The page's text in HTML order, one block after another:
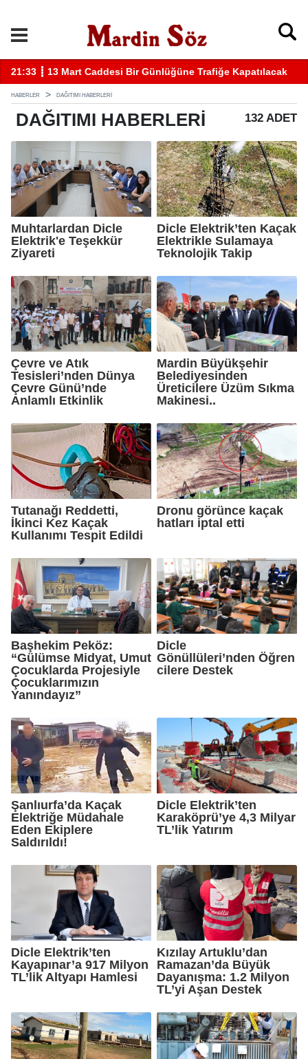
11:57 ┋ Midyat’ta bıçaklı kavga can aldı
HABERLER DAĞITIMI HABERLERI
DAĞITIMI HABERLERI 132 ADET
Muhtarlardan Dicle
Elektrik'e Teşekkür
Ziyareti
Dicle Elektrik’ten Kaçak
Elektrikle Sulamaya
Teknolojik Takip
Çevre ve Atık
Tesisleri’nden Dünya
Çevre Günü’nde
Anlamlı Etkinlik
Mardin Büyükşehir
Belediyesinden
Üreticilere Üzüm Sıkma
Makinesi..
Tutanağı Reddetti,
İkinci Kez Kaçak
Kullanımı Tespit Edildi
Dronu görünce kaçak
hatları iptal etti
Başhekim Peköz:
“Gülümse Midyat, Umut
Çocuklarda Projesiyle
Çocuklarımızın
Yanındayız”
Dicle
Gönüllüleri’nden Öğren
cilere Destek
Şanlıurfa’da Kaçak
Elektriğe Müdahale
Eden Ekiplere
Saldırıldı!
Dicle Elektrik’ten
Karaköprü’ye 4,3 Milyar
TL’lik Yatırım
Dicle Elektrik’ten
Kayapınar’a 917 Milyon
TL’lik Altyapı Hamlesi
Kızılay Artuklu’dan
Ramazan’da Büyük
Dayanışma: 1.2 Milyon
TL’yi Aşan Destek